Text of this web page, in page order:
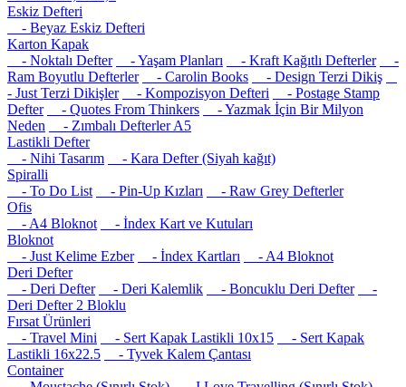
Eskiz Defteri
- Beyaz Eskiz Defteri
Karton Kapak
- Noktalı Defter
- Yaşam Planları - Kraft Kağıtlı Defterler
-
Ram Boyutlu Defterler
- Carolin Books
- Design Terzi Dikiş
- Just Terzi Dikişler
- Kompozisyon Defteri
- Postage Stamp
Defter
- Quotes From Thinkers
- Yazmak İçin Bir Milyon
Neden
- Zımbalı Defterler A5
Lastikli Defter
- Nihi Tasarım
- Kara Defter (Siyah kağıt)
Spiralli
- To Do List
- Pin-Up Kızları
- Raw Grey Defterler
Ofis
- A4 Bloknot
- İndex Kart ve Kutuları
Bloknot
- Just Kelime Ezber
- İndex Kartları
- A4 Bloknot
Deri Defter
- Deri Defter
- Deri Kalemlik - Boncuklu Deri Defter
-
Deri Defter 2 Bloklu
Fırsat Ürünleri
- Travel Mini
- Sert Kapak Lastikli 10x15
- Sert Kapak
Lastikli 16x22.5
- Tyvek Kalem Çantası
Container